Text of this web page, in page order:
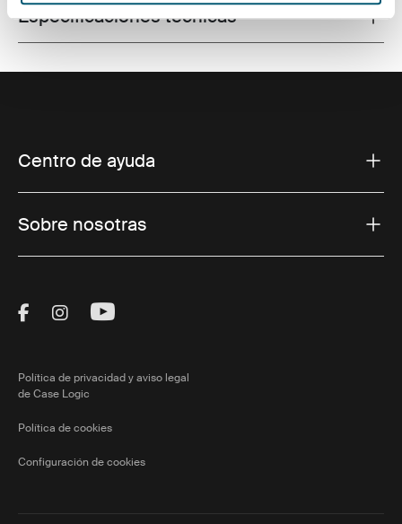
Especificaciones técnicas
Centro de ayuda
Sobre nosotras
Visit Thule on Facebook (external link)
Visit Thule on Instagram (external link)
Visit Thule on Youtube (external
Política de privacidad y aviso legal
de Case Logic
Política de cookies
Configuración de cookies